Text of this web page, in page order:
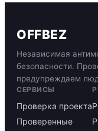
OFFBEZ
Независимая
безопасности.
предупреждаем
СЕРВИСЫ
Проверка проекта
Проверенные